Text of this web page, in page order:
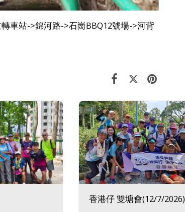
車站->錦河路->石崗BBQ12號場->河背
香港仔 雙塘會(12/7/2026)